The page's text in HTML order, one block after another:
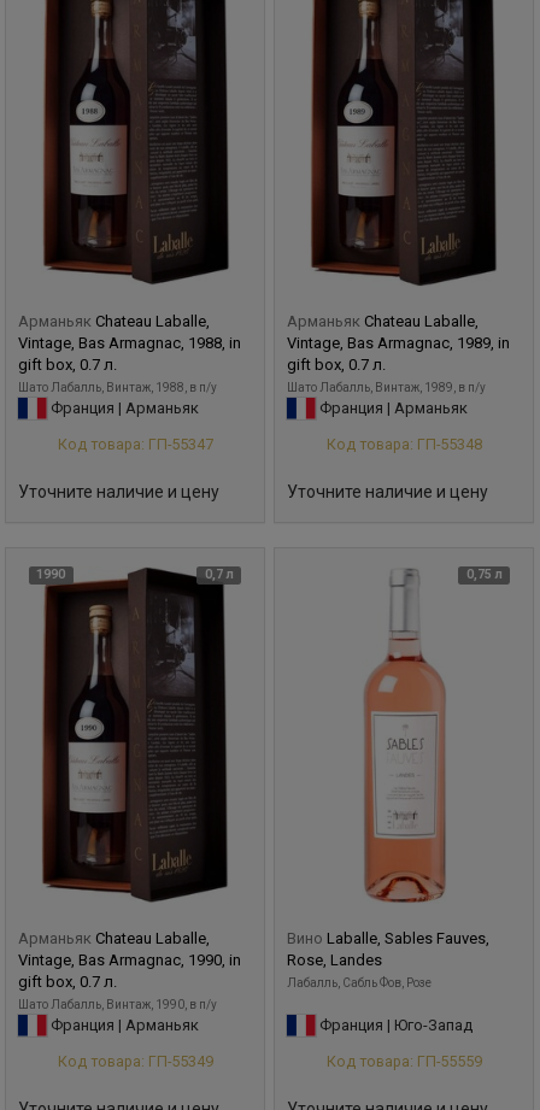
Арманьяк Chateau Laballe,
Vintage, Bas Armagnac, 1988, in
gift box, 0.7 л.
Шато Лабалль, Винтаж, 1988, в п/у
Франция | Арманьяк
Код товара: ГП-55347
Уточните наличие и цену
Арманьяк Chateau Laballe,
Vintage, Bas Armagnac, 1989, in
gift box, 0.7 л.
Шато Лабалль, Винтаж, 1989, в п/у
Франция | Арманьяк
Код товара: ГП-55348
Уточните наличие и цену
1990 0,7 л
Арманьяк Chateau Laballe,
Vintage, Bas Armagnac, 1990, in
gift box, 0.7 л.
Шато Лабалль, Винтаж, 1990, в п/у
Франция | Арманьяк
Код товара: ГП-55349
0,75 л
Вино Laballe, Sables Fauves,
Rose, Landes
Лабалль, Сабль Фов, Розе
Франция | Юго-Запад
Код товара: ГП-55559